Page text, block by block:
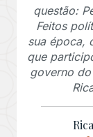
questão:
Feitos
sua época,
que
governo